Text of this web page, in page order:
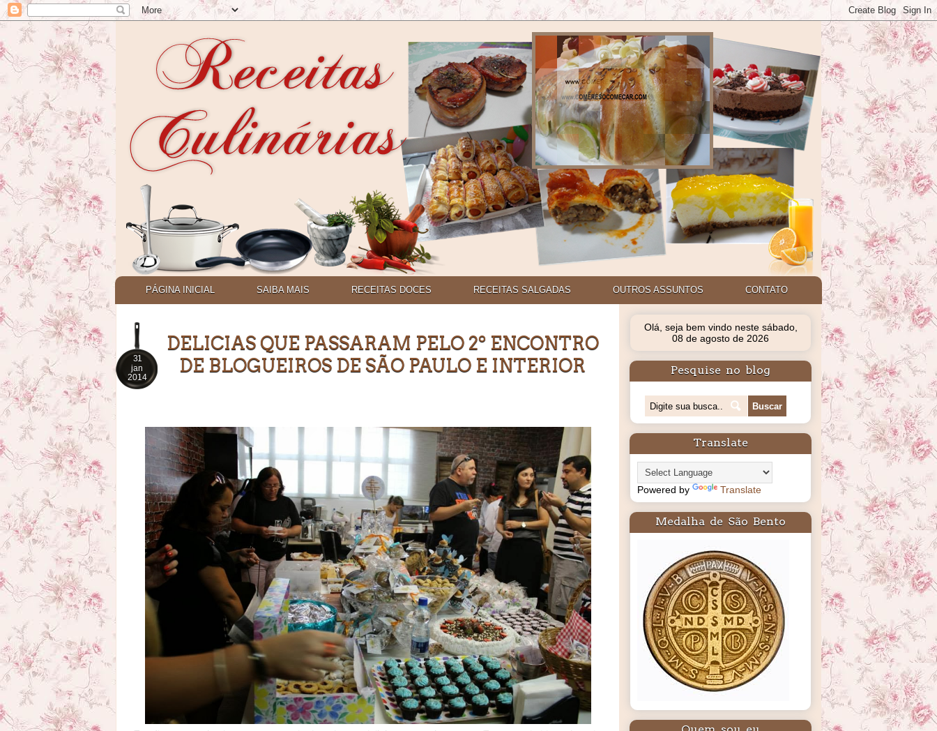
PÁGINA INICIAL SAIBA MAIS RECEITAS DOCES RECEITAS SALGADAS OUTROS ASSUNTOS CONTATO
31
jan
2014
DELICIAS QUE PASSARAM PELO 2º ENCONTRO
DE BLOGUEIROS DE SÃO PAULO E INTERIOR
Olá, seja bem vindo neste sábado,
08 de agosto de 2026
Pesquise no blog
Translate
Powered by Translate
Medalha de São Bento